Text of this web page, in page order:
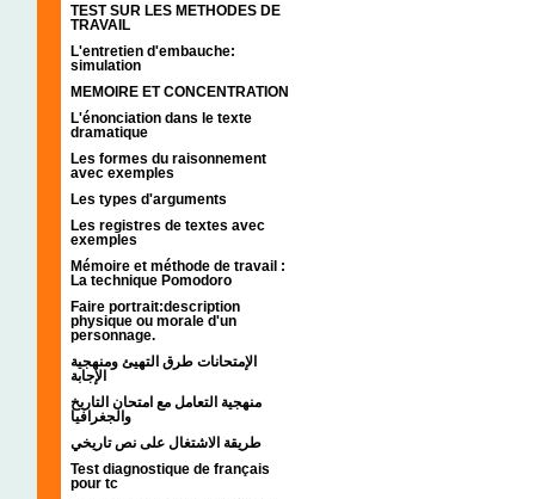
TEST SUR LES METHODES DE
TRAVAIL
L'entretien d'embauche:
simulation
MEMOIRE ET CONCENTRATION
L'énonciation dans le texte
dramatique
Les formes du raisonnement
avec exemples
Les types d'arguments
Les registres de textes avec
exemples
Mémoire et méthode de travail :
La technique Pomodoro
Faire portrait:description
physique ou morale d'un
personnage.
الإمتحانات طرق التهيئ ومنهجية
الإجابة
منهجية التعامل مع امتحان التاريخ
والجغرافيا
طريقة الاشتغال على نص تاريخي
Test diagnostique de français
pour tc